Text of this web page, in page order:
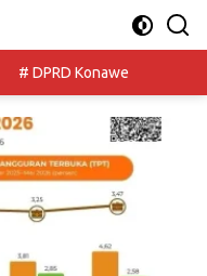
# DPRD Konawe